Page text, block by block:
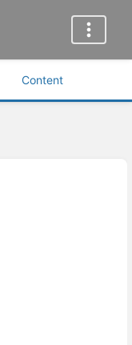
Content